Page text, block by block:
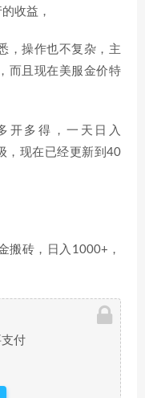
收益，
，操作也不复杂，主
而且现在美服金价特
开多得，一天日入
，现在已经更新到40
付